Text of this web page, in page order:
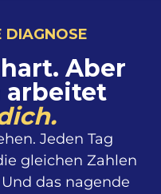
DIAGNOSE
Aber
arbeitet
Jeden Tag
gleichen Zahlen
das nagende